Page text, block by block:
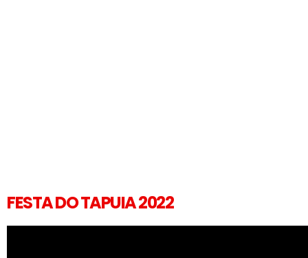
FESTA DO TAPUIA 2022